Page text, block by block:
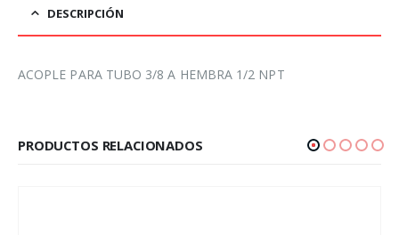
DESCRIPCIÓN
ACOPLE PARA TUBO 3/8 A HEMBRA 1/2 NPT
PRODUCTOS RELACIONADOS